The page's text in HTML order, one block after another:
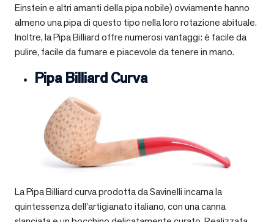
Einstein e altri amanti della pipa nobile) ovviamente hanno
almeno una pipa di questo tipo nella loro rotazione abituale.
Inoltre, la Pipa Billiard offre numerosi vantaggi: è facile da
pulire, facile da fumare e piacevole da tenere in mano.
Pipa Billiard Curva
La Pipa Billiard curva prodotta da Savinelli incarna la
quintessenza dell’artigianato italiano, con una canna